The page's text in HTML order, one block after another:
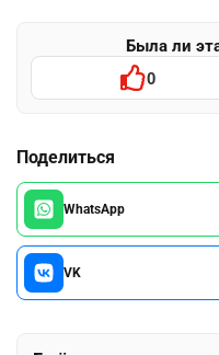
Была ли
0
Поделиться
WhatsApp
VK